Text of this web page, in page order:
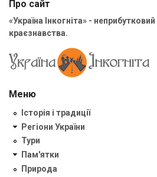
Про сайт
«Україна Інкогніта» -
краєзнавства.
Меню
Історія і традиції
Регіони України
Тури
Пам'ятки
Природа